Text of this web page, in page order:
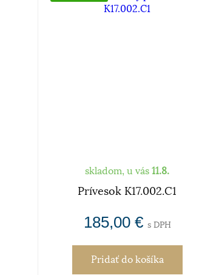
skladom, u vás 11.8.
Prívesok K17.002.C1
185,00 € s DPH
Pridaťdo košíka